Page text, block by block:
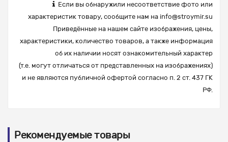
Если вы обнаружили несоответствие фото или
характеристик товару, сообщите нам на info@stroymir.su
Приведённые на нашем сайте изображения, цены,
характеристики, количество товаров, а также информация
об их наличии носят ознакомительный характер
(т.е. могут отличаться от представленных на изображениях)
и не являются публичной офертой согласно п. 2 ст. 437 ГК
РФ.
Рекомендуемые товары